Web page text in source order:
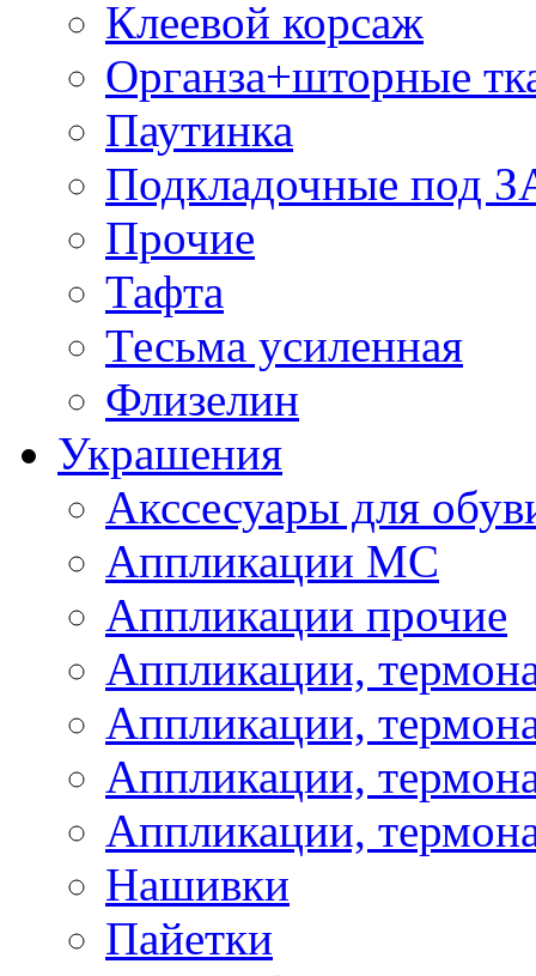
Клеевой корсаж
Органза+шторные
Паутинка
Подкладочные под
Прочие
Тафта
Тесьма усиленная
Флизелин
Украшения
Акссесуары для
Аппликации МС
Аппликации прочие
Аппликации,
Аппликации,
Аппликации,
Аппликации,
Нашивки
Пайетки